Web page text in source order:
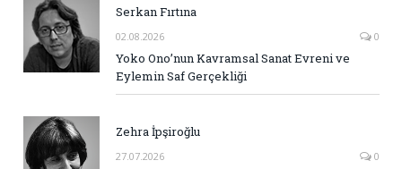
Serkan Fırtına
02.08.2026 0
Yoko Ono’nun Kavramsal Sanat Evreni ve
Eylemin Saf Gerçekliği
Zehra İpşiroğlu
27.07.2026 0